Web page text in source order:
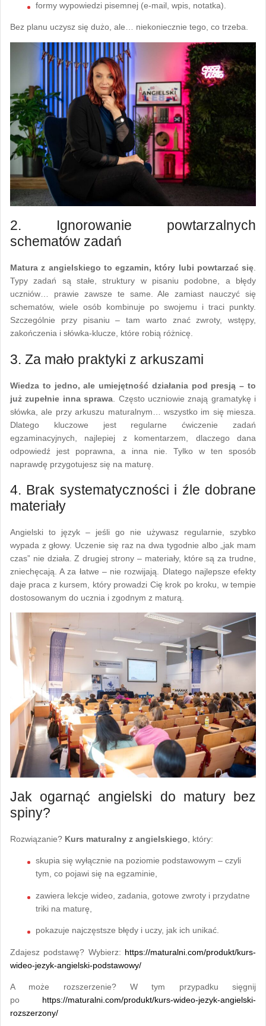
formy wypowiedzi pisemnej (e-mail, wpis, notatka).
Bez planu uczysz się dużo, ale… niekoniecznie tego, co trzeba.
2. Ignorowanie powtarzalnych
schematów zadań
Matura z angielskiego to egzamin, który lubi powtarzać się.
Typy zadań są stałe, struktury w pisaniu podobne, a błędy
uczniów… prawie zawsze te same. Ale zamiast nauczyć się
schematów, wiele osób kombinuje po swojemu i traci punkty.
Szczególnie przy pisaniu – tam warto znać zwroty, wstępy,
zakończenia i słówka-klucze, które robią różnicę.
3. Za mało praktyki z arkuszami
Wiedza to jedno, ale umiejętność działania pod presją – to
już zupełnie inna sprawa . Często uczniowie znają gramatykę i
słówka, ale przy arkuszu maturalnym… wszystko im się miesza.
Dlatego kluczowe jest regularne ćwiczenie zadań
egzaminacyjnych, najlepiej z komentarzem, dlaczego dana
odpowiedź jest poprawna, a inna nie. Tylko w ten sposób
naprawdę przygotujesz się na maturę.
4. Brak systematyczności i źle dobrane
materiały
Angielski to język – jeśli go nie używasz regularnie, szybko
wypada z głowy. Uczenie się raz na dwa tygodnie albo „jak mam
czas” nie działa. Z drugiej strony – materiały, które są za trudne,
zniechęcają. A za łatwe – nie rozwijają. Dlatego najlepsze efekty
daje praca z kursem, który prowadzi Cię krok po kroku, w tempie
dostosowanym do ucznia i zgodnym z maturą.
Jak ogarnąć angielski do matury bez
spiny?
Rozwiązanie? Kurs maturalny z angielskiego , który:
skupia się wyłącznie na poziomie podstawowym – czyli
tym, co pojawi się na egzaminie,
zawiera lekcje wideo, zadania, gotowe zwroty i przydatne
triki na maturę,
pokazuje najczęstsze błędy i uczy, jak ich unikać.
Zdajesz podstawę? Wybierz: https://maturalni.com/produkt/kurs-
wideo-jezyk-angielski-podstawowy/
A może rozszerzenie? W tym przypadku sięgnij
po https://maturalni.com/produkt/kurs-wideo-jezyk-angielski-
rozszerzony/